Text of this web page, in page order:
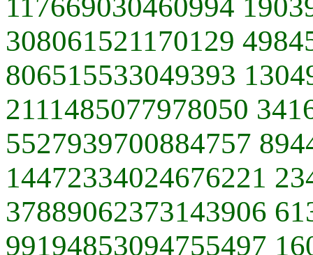
117669030460994
308061521170129
806515533049393
2111485077978050
5527939700884757
14472334024676221
37889062373143906
99194853094755497